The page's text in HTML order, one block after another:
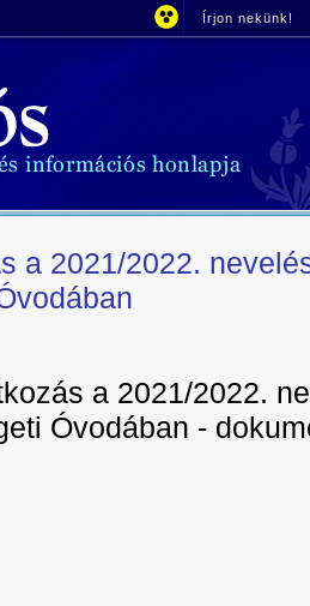
Írjon nekünk!
a 2021/2022.
a 2021/2022.
Óvodában -